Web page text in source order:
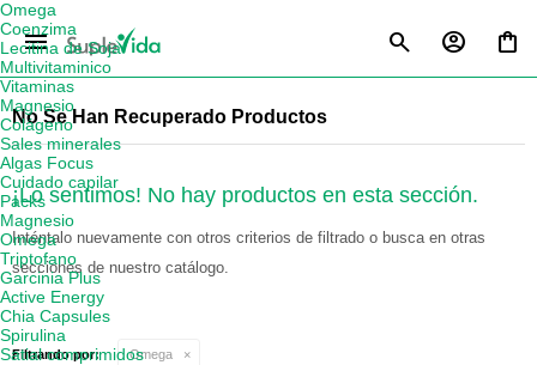
menu
No Se Han Recuperado Productos
¡Lo sentimos! No hay productos en esta sección.
Inténtalo nuevamente con otros criterios de filtrado o busca en otras
secciones de nuestro catálogo.
Filtrando por: Omega
Omega
Coenzima
Lecitina de Soja
Multivitaminico
Vitaminas
Magnesio
Colágeno
Sales minerales
Algas Focus
Cuidado capilar
Packs
Magnesio
Omega
Triptofano
Garcinia Plus
Active Energy
Chia Capsules
Spirulina
Satial comprimidos